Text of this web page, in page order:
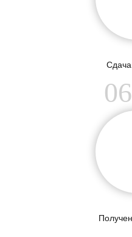
Сдача
06